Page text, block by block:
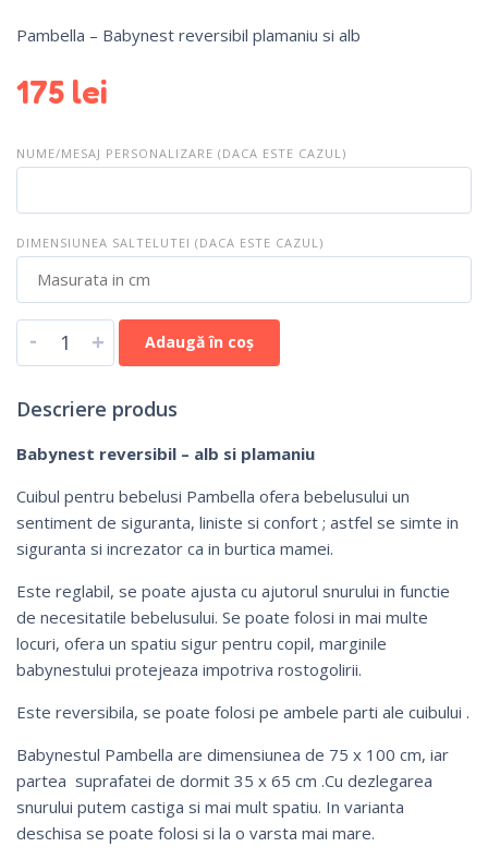
Pambella – Babynest reversibil plamaniu si alb
175 lei
NUME/MESAJ PERSONALIZARE (DACA ESTE CAZUL)
DIMENSIUNEA SALTELUTEI (DACA ESTE CAZUL)
- + Adaugă în coș
Descriere produs
Babynest reversibil – alb si plamaniu
Cuibul pentru bebelusi Pambella ofera bebelusului un
sentiment de siguranta, liniste si confort ; astfel se simte in
siguranta si increzator ca in burtica mamei.
Este reglabil, se poate ajusta cu ajutorul snurului in functie
de necesitatile bebelusului. Se poate folosi in mai multe
locuri, ofera un spatiu sigur pentru copil, marginile
babynestului protejeaza impotriva rostogolirii.
Este reversibila, se poate folosi pe ambele parti ale cuibului .
Babynestul Pambella are dimensiunea de 75 x 100 cm, iar
partea suprafatei de dormit 35 x 65 cm .Cu dezlegarea
snurului putem castiga si mai mult spatiu. In varianta
deschisa se poate folosi si la o varsta mai mare.